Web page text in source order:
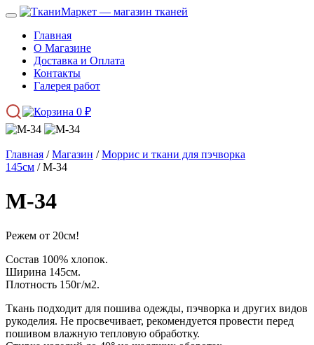
Главная
О Магазине
Доставка и Оплата
Контакты
Галерея работ
0 ₽
Главная /Магазин /Моррис и ткани для пэчворка
145см / М-34
М-34
Режем от 20см!
Состав 100% хлопок.
Ширина 145см.
Плотность 150г/м2.
Ткань подходит для пошива одежды, пэчворка и других видов
рукоделия. Не просвечивает, рекомендуется провести перед
пошивом влажную тепловую обработку.